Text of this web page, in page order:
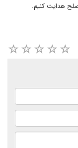
صلح هدایت کنیم.